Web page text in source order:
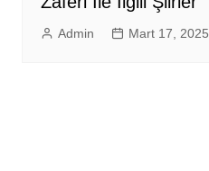
Admin Mart 17, 2025